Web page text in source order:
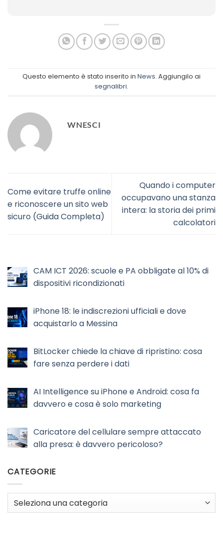
Questo elemento è stato inserito in News. Aggiungilo ai
segnalibri.
WNESCI
Come evitare truffe online
e riconoscere un sito web
sicuro (Guida Completa)
Quando i computer
occupavano una stanza
intera: la storia dei primi
calcolatori
CAM ICT 2026: scuole e PA obbligate al 10% di
dispositivi ricondizionati
iPhone 18: le indiscrezioni ufficiali e dove
acquistarlo a Messina
BitLocker chiede la chiave di ripristino: cosa
fare senza perdere i dati
AI Intelligence su iPhone e Android: cosa fa
davvero e cosa è solo marketing
Caricatore del cellulare sempre attaccato
alla presa: è davvero pericoloso?
CATEGORIE
Categorie